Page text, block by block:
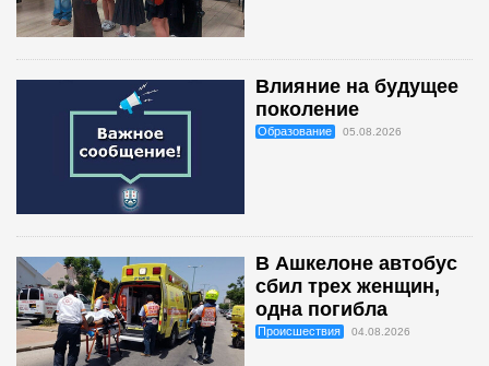
Влияние на будущее
поколение
Образование 05.08.2026
В Ашкелоне автобус
сбил трех женщин,
одна погибла
Происшествия 04.08.2026